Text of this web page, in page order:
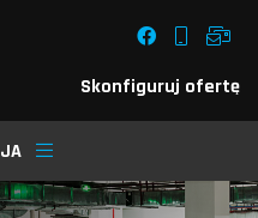
Skonfiguruj ofertę